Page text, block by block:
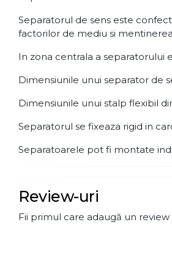
Separatorul de sens este
factorilor de mediu si
In zona centrala a
Dimensiunile unui separator de
Dimensiunile unui stalp flexibil
Separatorul se fixeaza rigid in
Separatoarele pot fi montate
Review-uri
Fii primul care adaugă un